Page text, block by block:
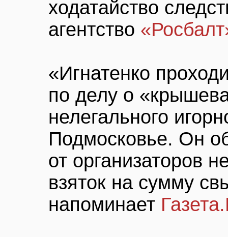
ходатайство
агентство
«Игнатенко
по делу о
нелегального
Подмосковье. Он
от организаторов
взяток на сумму
напоминает